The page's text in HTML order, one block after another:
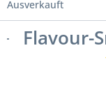
Ausverkauft
Flavour-